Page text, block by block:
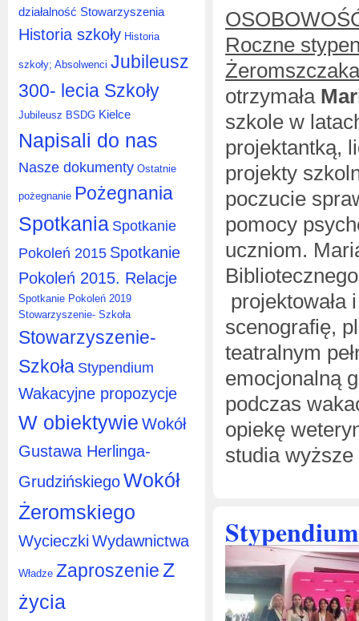
działalność Stowarzyszenia
Historia szkoły Historia
szkoły; Absolwenci Jubileusz
300- lecia Szkoły
Jubileusz BSDG Kielce
Napisali do nas
Nasze dokumenty Ostatnie
pożegnanie Pożegnania
Spotkania Spotkanie
Pokoleń 2015 Spotkanie
Pokoleń 2015. Relacje
Spotkanie Pokoleń 2019
Stowarzyszenie- Szkoła
Stowarzyszenie-
Szkoła Stypendium
Wakacyjne propozycje
W obiektywie Wokół
Gustawa Herlinga-
GrudzińskiegoWokół
Żeromskiego
Wycieczki Wydawnictwa
Władze ZaproszenieZ
życia
Roczne
Żeromszczaka
otrzymała
szkole w
projektantką,
projekty
poczucie
pomocy
uczniom.
projektowała
scenografię,
teatralnym
emocjonalną
podczas
opiekę
studia